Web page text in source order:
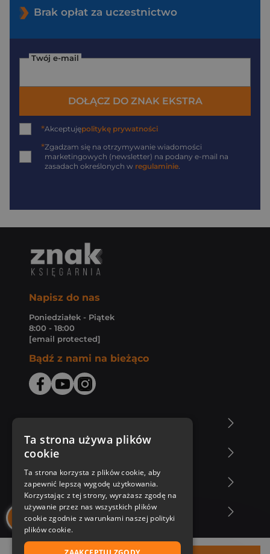
Brak opłat za uczestnictwo
Twój e-mail
DOŁĄCZ DO ZNAK EKSTRA
*Akceptujępolitykę prywatności
*Zgadzam się na otrzymywanie wiadomości
marketingowych (newsletter) na podany e-mail na
zasadach określonych w regulaminie.
Napisz do nas
Poniedziałek - Piątek
8:00 - 18:00
[email protected]
Bądź z nami na bieżąco
Zakupy u nas
Nasza oferta
Nasi autorzy
Ta strona używa plików
cookie
Ta strona korzysta z plików cookie, aby
zapewnić lepszą wygodę użytkowania.
Korzystając z tej strony, wyrażasz zgodę na
używanie przez nas wszystkich plików
cookie zgodnie z warunkami naszej polityki
plików cookie.